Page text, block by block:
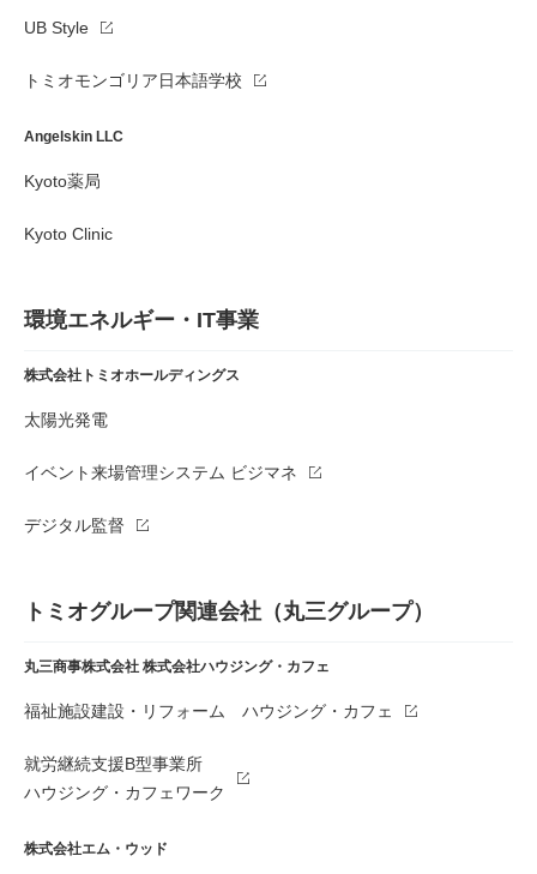
UB Style
トミオモンゴリア日本語学校
Angelskin LLC
Kyoto薬局
Kyoto Clinic
環境エネルギー・IT事業
株式会社トミオホールディングス
太陽光発電
イベント来場管理システム ビジマネ
デジタル監督
トミオグループ関連会社（丸三グループ）
丸三商事株式会社 株式会社ハウジング・カフェ
福祉施設建設・リフォーム ハウジング・カフェ
就労継続支援B型事業所
ハウジング・カフェワーク
株式会社エム・ウッド